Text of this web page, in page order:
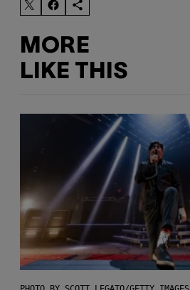
MORE
LIKE THIS